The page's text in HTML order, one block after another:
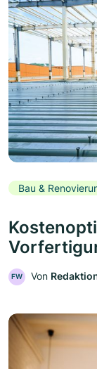
Bau &
FW Von